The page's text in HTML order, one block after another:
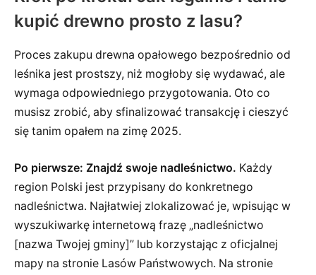
kupić drewno prosto z lasu?
Proces zakupu drewna opałowego bezpośrednio od
leśnika jest prostszy, niż mogłoby się wydawać, ale
wymaga odpowiedniego przygotowania. Oto co
musisz zrobić, aby sfinalizować transakcję i cieszyć
się tanim opałem na zimę 2025.
Po pierwsze: Znajdź swoje nadleśnictwo. Każdy
region Polski jest przypisany do konkretnego
nadleśnictwa. Najłatwiej zlokalizować je, wpisując w
wyszukiwarkę internetową frazę „nadleśnictwo
[nazwa Twojej gminy]” lub korzystając z oficjalnej
mapy na stronie Lasów Państwowych. Na stronie